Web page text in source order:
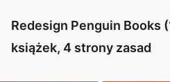
Redesign Penguin Books
książek, 4 strony zasad